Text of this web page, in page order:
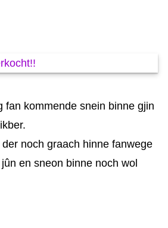
GASTEBOEK
fan kommende snein binne gjin
noch graach hinne fanwege
en sneon binne noch wol